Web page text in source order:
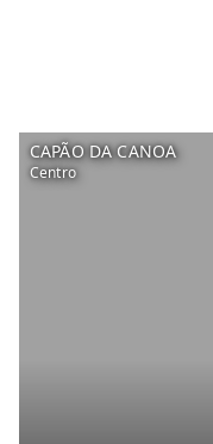
CAPÃO DA CANOA
Centro